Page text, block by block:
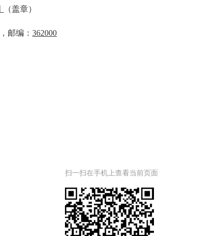
（盖章）
，邮编：362000
扫一扫在手机上查看当前页面